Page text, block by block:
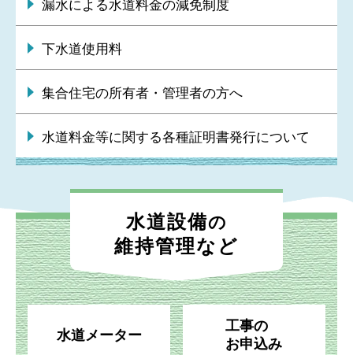
下水道使用料
集合住宅の所有者・管理者の方へ
水道料金等に関する各種証明書発行について
水道設備の
維持管理など
水道メーター
工事の
お申込み